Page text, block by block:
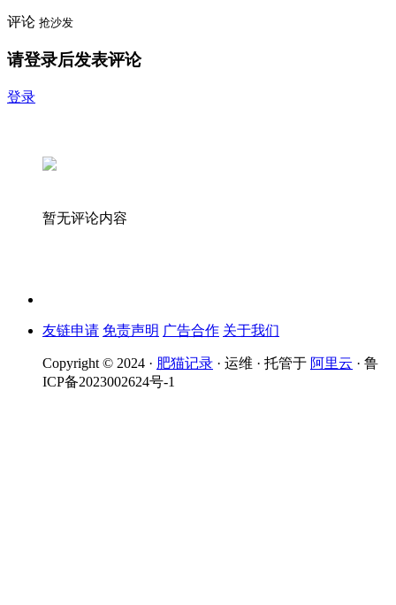
评论 抢沙发
请登录后发表评论
登录
暂无评论内容
友链申请 免责声明 广告合作 关于我们
Copyright © 2024 · 肥猫记录 · 运维 · 托管于 阿里云 · 鲁
ICP备2023002624号-1